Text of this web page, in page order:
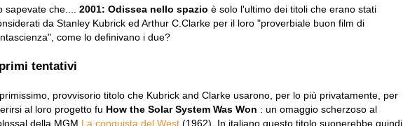
sapevate che.... 2001: Odissea nello spazio è solo l'ultimo dei titoli che erano stati
da Stanley Kubrick ed Arthur C.Clarke per il loro "proverbiale buon film di
come lo definivano i due?
tentativi
provvisorio titolo che Kubrick and Clarke usarono, per lo più privatamente, per
al loro progetto fu How the Solar System Was Won : un omaggio scherzoso al
della MGM La conquista del West (1962). In italiano questo titolo suonerebbe quindi